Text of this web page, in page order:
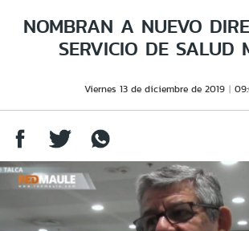
NOMBRAN A NUEVO
SERVICIO DE SALUD
Viernes 13 de diciembre de 2019